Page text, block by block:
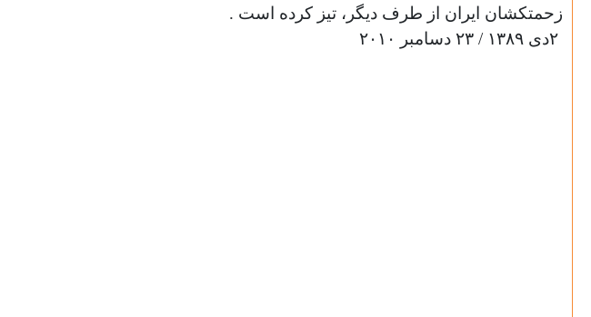
زحمتکشان ایران از طرف دیگر، تیز کرده است .
۲دی‌ ۱۳۸۹ / ۲۳ دسامبر ۲۰۱۰